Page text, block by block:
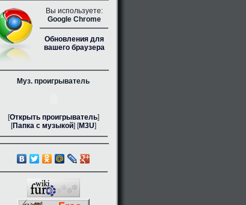
Вы используете:
Google Chrome
Обновления для
вашего браузера
Муз. проигрыватель
[Открыть проигрыватель]
[Папка с музыкой] [M3U]